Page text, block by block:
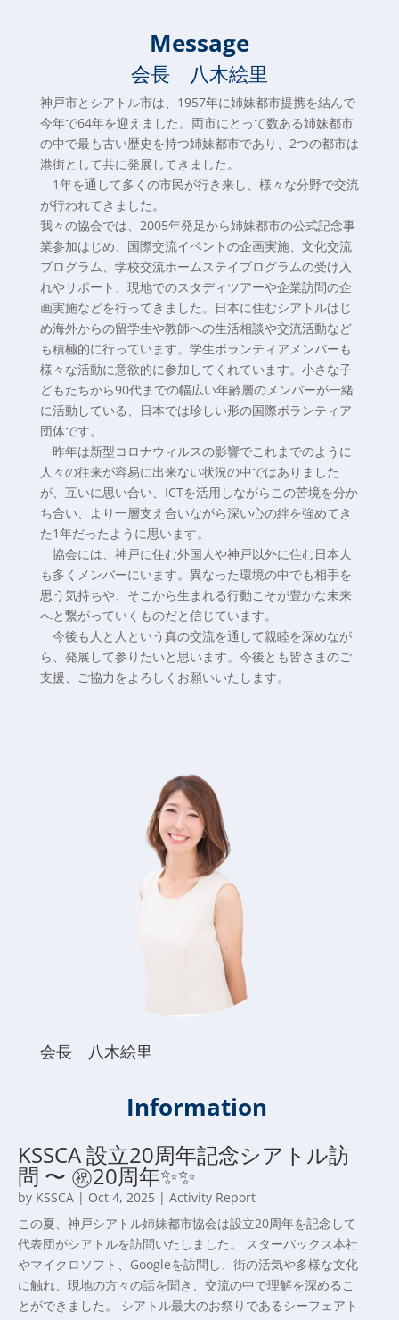
Message
会長 八木絵里
神戸市とシアトル市は、1957年に姉妹都市提携を結んで
今年で64年を迎えました。両市にとって数ある姉妹都市
の中で最も古い歴史を持つ姉妹都市であり、2つの都市は
港街として共に発展してきました。
1年を通して多くの市民が行き来し、様々な分野で交流
が行われてきました。
我々の協会では、2005年発足から姉妹都市の公式記念事
業参加はじめ、国際交流イベントの企画実施、文化交流
プログラム、学校交流ホームステイプログラムの受け入
れやサポート、現地でのスタディツアーや企業訪問の企
画実施などを行ってきました。日本に住むシアトルはじ
め海外からの留学生や教師への生活相談や交流活動など
も積極的に行っています。学生ボランティアメンバーも
様々な活動に意欲的に参加してくれています。小さな子
どもたちから90代までの幅広い年齢層のメンバーが一緒
に活動している、日本では珍しい形の国際ボランティア
団体です。
昨年は新型コロナウィルスの影響でこれまでのように
人々の往来が容易に出来ない状況の中ではありました
が、互いに思い合い、ICTを活用しながらこの苦境を分か
ち合い、より一層支え合いながら深い心の絆を強めてき
た1年だったように思います。
協会には、神戸に住む外国人や神戸以外に住む日本人
も多くメンバーにいます。異なった環境の中でも相手を
思う気持ちや、そこから生まれる行動こそが豊かな未来
へと繋がっていくものだと信じています。
今後も人と人という真の交流を通して親睦を深めなが
ら、発展して参りたいと思います。今後とも皆さまのご
支援、ご協力をよろしくお願いいたします。
会長 八木絵里
Information
KSSCA 設立20周年記念シアトル訪
問 〜 ㊗️20周年✨✨
by KSSCA| Oct 4, 2025 | Activity Report
この夏、神戸シアトル姉妹都市協会は設立20周年を記念して
代表団がシアトルを訪問いたしました。 スターバックス本社
やマイクロソフト、Googleを訪問し、街の活気や多様な文化
に触れ、現地の方々の話を聞き、交流の中で理解を深めるこ
とができました。 シアトル最大のお祭りであるシーフェアト